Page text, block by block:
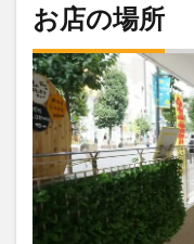
お店の場所